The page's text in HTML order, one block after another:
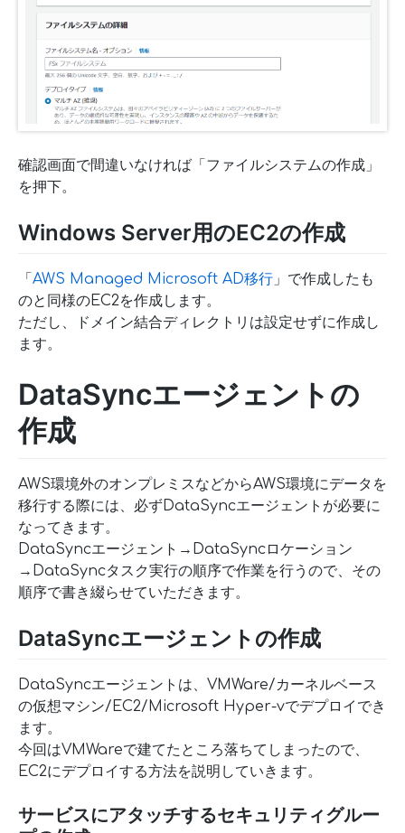
確認画面で間違いなければ「ファイルシステムの作成」
を押下。
Windows Server用のEC2の作成
「 AWS Managed Microsoft AD移行 」で作成したも
のと同様のEC2を作成します。
ただし、ドメイン結合ディレクトリは設定せずに作成し
ます。
DataSyncエージェントの
作成
AWS環境外のオンプレミスなどからAWS環境にデータを
移行する際には、必ずDataSyncエージェントが必要に
なってきます。
DataSyncエージェント→DataSyncロケーション
→DataSyncタスク実行の順序で作業を行うので、その
順序で書き綴らせていただきます。
DataSyncエージェントの作成
DataSyncエージェントは、VMWare/カーネルベース
の仮想マシン/EC2/Microsoft Hyper-vでデプロイでき
ます。
今回はVMWareで建てたところ落ちてしまったので、
EC2にデプロイする方法を説明していきます。
サービスにアタッチするセキュリティグルー